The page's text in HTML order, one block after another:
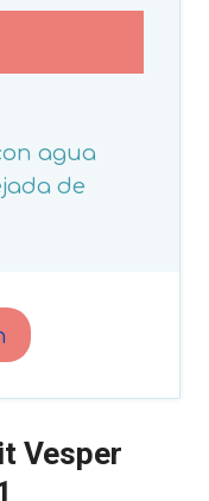
agua
de
Vesper